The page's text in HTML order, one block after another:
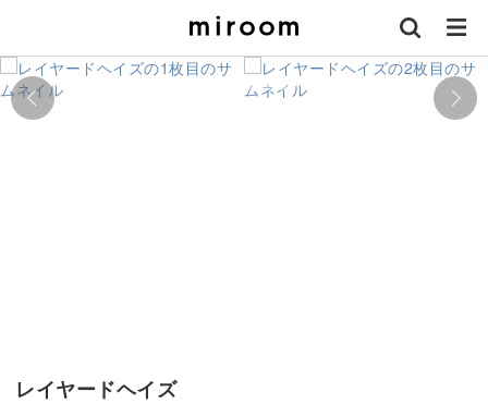
レイヤードヘイズ